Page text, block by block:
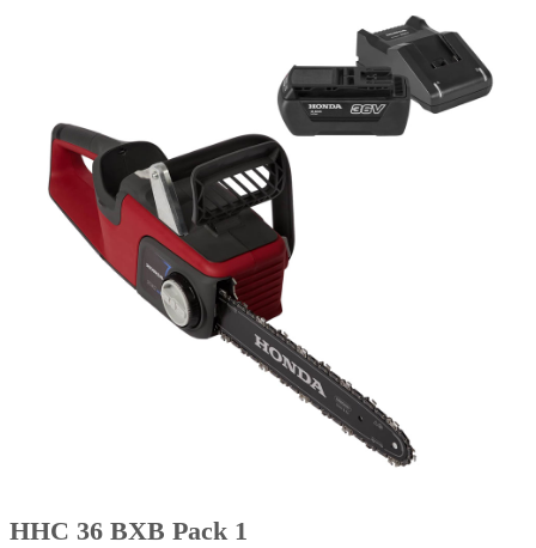
HHC 36 BXB Pack 1